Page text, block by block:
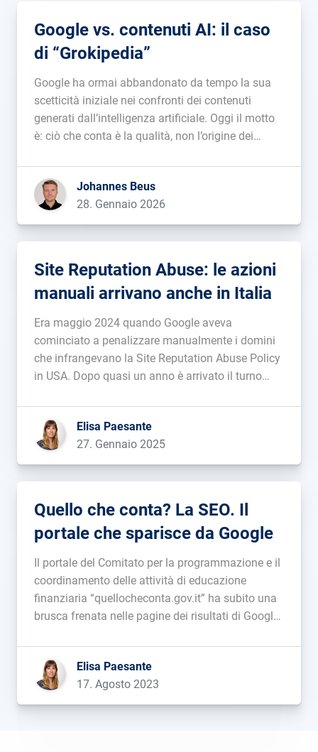
Google vs. contenuti AI: il caso
di “Grokipedia”
Google ha ormai abbandonato da tempo la sua
scetticità iniziale nei confronti dei contenuti
generati dall’intelligenza artificiale. Oggi il motto
è: ciò che conta è la qualità, non l’origine dei
contenuti e non su come vengono prodotti”).
Grokipedia, un’enciclopedia che Elon Musk […]...
Johannes Beus
28. Gennaio 2026
Site Reputation Abuse: le azioni
manuali arrivano anche in Italia
Era maggio 2024 quando Google aveva
cominciato a penalizzare manualmente i domini
che infrangevano la Site Reputation Abuse Policy
in USA. Dopo quasi un anno è arrivato il turno
assistito ai primi cambiamenti. A marzo torniamo
a parlare della vicenda con alcune […]...
Elisa Paesante
27. Gennaio 2025
Quello che conta? La SEO. Il
portale che sparisce da Google
Il portale del Comitato per la programmazione e il
coordinamento delle attività di educazione
finanziaria “quellocheconta.gov.it” ha subito una
brusca frenata nelle pagine dei risultati di Google,
Vediamo insieme questo caso studio....
Elisa Paesante
17. Agosto 2023